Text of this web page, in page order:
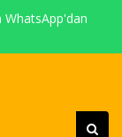
WhatsApp'dan